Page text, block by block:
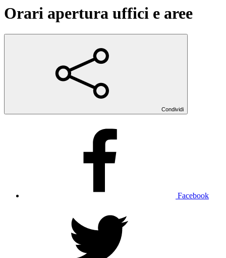
Orari apertura uffici e aree
Condividi
Facebook